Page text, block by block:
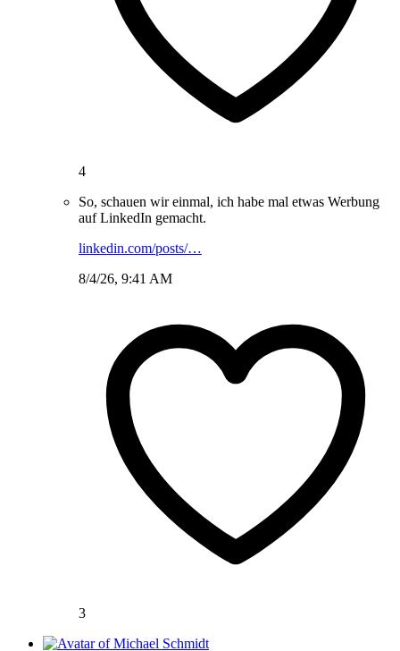
4
So, schauen wir einmal, ich habe mal etwas Werbung
auf LinkedIn gemacht.
linkedin.com/posts/…
8/4/26, 9:41 AM
3